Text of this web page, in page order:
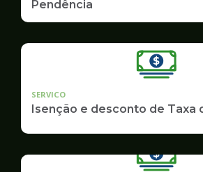
Pendência
SERVICO
Isenção e desconto de Taxa